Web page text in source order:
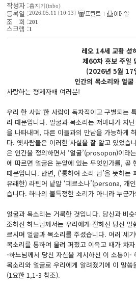
작성자 :홈지기(inbo)
등록일 :2026.05.11 [10:13]
조 회 :201
스크랩 :1
레오 14세 교황 성
제60차 홍보 주일
(2026년 5월 17
인간의 목소리와 얼굴
사랑하는 형제자매 여러분!
우리 한 사람 한 사람이 독자적이고 구별되는
리 때문입니다. 얼굴과 목소리는 저마다가 지
을 나타내며, 다른 이들과의 만남을 가능하게
다. 옛사람들은 이러한 사실을 잘 알고 있었습
은 인간을 정의하면서 ‘얼굴’(prosopon)이라
에 따르면 얼굴은 눈앞에 있는 무엇인가를, 곧
때문입니다. 반면, (‘통하여 소리 남’을 뜻하
유래한) 라틴어 낱말 ‘페르소나’(persona, 개
습니다. 하나의 불특정한 소리가 아니라 누군
얼굴과 목소리는 거룩한 것입니다. 당신과 비
조하신 하느님께서는 우리에게 전하신 당신
르시며 얼굴과 목소리를 주셨습니다. 여러 세
목소리를 통하여 울려 퍼졌고 이윽고 때가 차
-하느님께서 당신 자신을 계시하신 이 소통이-
목소리와 얼굴로 우리에게 알려졌기에 이 말
(1요한 1,1-3 참조).